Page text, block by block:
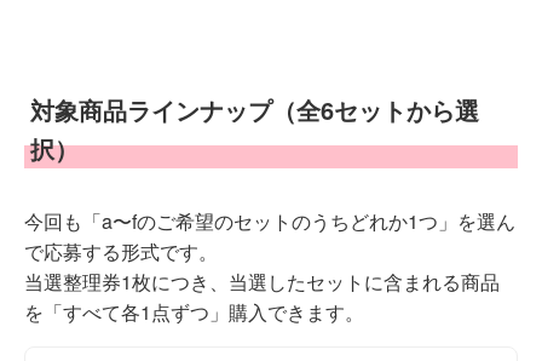
対象商品ラインナップ（全6セットから選
択）
今回も「a〜fのご希望のセットのうちどれか1つ」を選ん
で応募する形式です。
当選整理券1枚につき、当選したセットに含まれる商品
を「すべて各1点ずつ」購入できます。